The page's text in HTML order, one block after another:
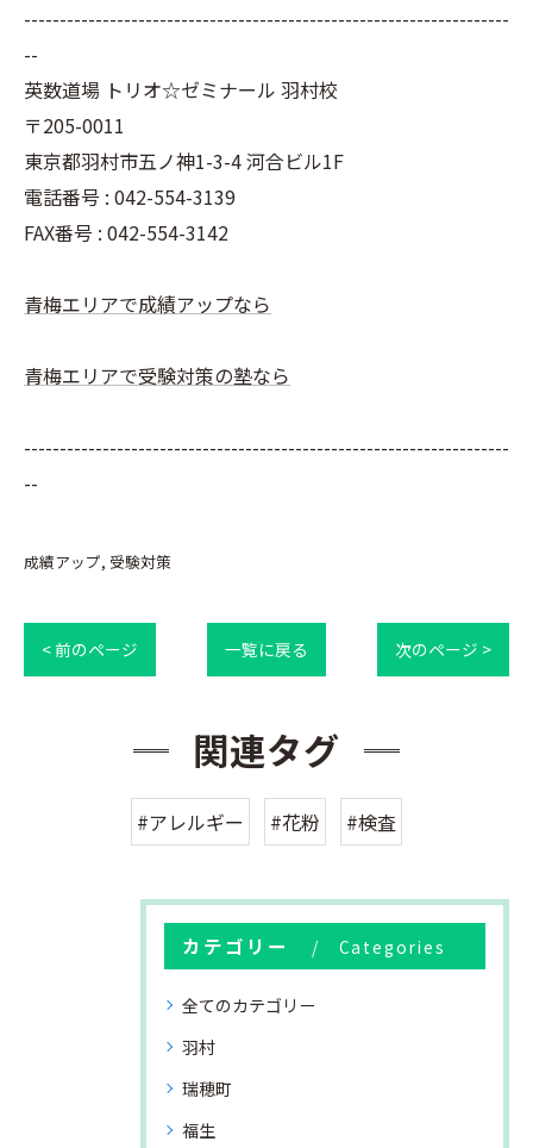
--------------------------------------------------------------------
--
英数道場 トリオ☆ゼミナール 羽村校
〒205-0011
東京都羽村市五ノ神1-3-4 河合ビル1F
電話番号 : 042-554-3139
FAX番号 : 042-554-3142
青梅エリアで成績アップなら
青梅エリアで受験対策の塾なら
--------------------------------------------------------------------
--
成績アップ 受験対策
< 前のページ 一覧に戻る 次のページ >
関連タグ
#アレルギー #花粉 #検査
カテゴリー Categories
全てのカテゴリー
羽村
瑞穂町
福生